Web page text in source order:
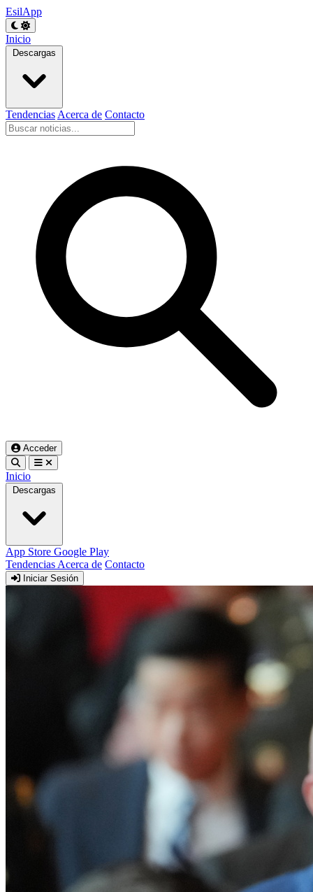
EsilApp
Inicio
Descargas
Tendencias Acerca de Contacto
Acceder
Inicio
Descargas
App Store Google Play
Tendencias Acerca de Contacto
Iniciar Sesión